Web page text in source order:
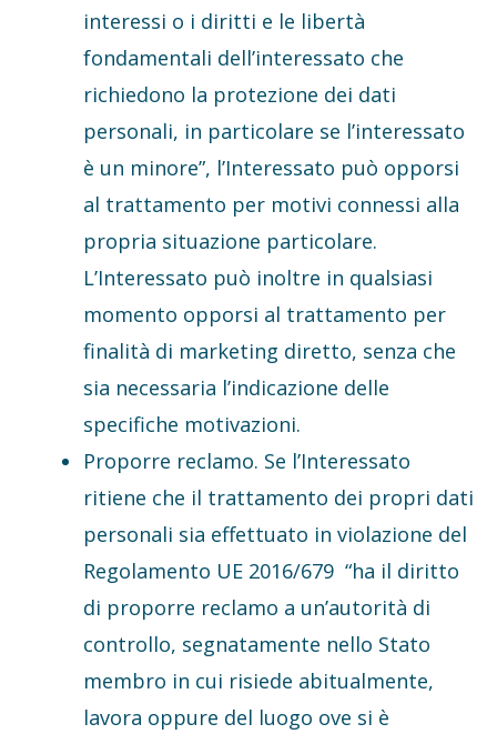
interessi o i diritti e le libertà
fondamentali dell’interessato che
richiedono la protezione dei dati
personali, in particolare se l’interessato
è un minore”, l’Interessato può opporsi
al trattamento per motivi connessi alla
propria situazione particolare.
L’Interessato può inoltre in qualsiasi
momento opporsi al trattamento per
finalità di marketing diretto, senza che
sia necessaria l’indicazione delle
specifiche motivazioni.
Proporre reclamo. Se l’Interessato
ritiene che il trattamento dei propri dati
personali sia effettuato in violazione del
Regolamento UE 2016/679 “ha il diritto
di proporre reclamo a un’autorità di
controllo, segnatamente nello Stato
membro in cui risiede abitualmente,
lavora oppure del luogo ove si è